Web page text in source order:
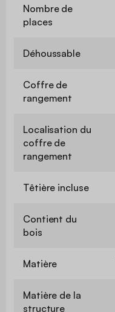
Nombre de
places
Déhoussable
Coffre de
rangement
Localisation du
coffre de
rangement
Têtière incluse
Contient du
bois
Matière
Matière de la
structure